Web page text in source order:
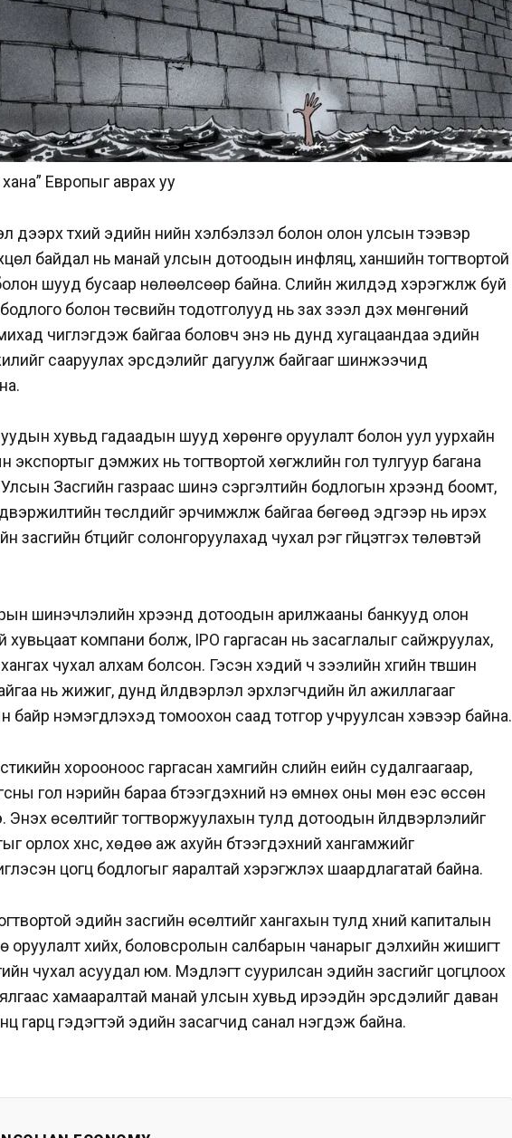
хана” Европыг аврах уу
дээрх түүхий эдийн үнийн хэлбэлзэл болон олон улсын тээвэр
байдал нь манай улсын дотоодын инфляц, ханшийн тогтвортой
шууд бусаар нөлөөлсөөр байна. Сүүлийн жилүүдэд хэрэгжүүлж буй
болон төсвийн тодотголууд нь зах зээл дэх мөнгөний
чиглэгдэж байгаа боловч энэ нь дунд хугацаандаа эдийн
сааруулах эрсдэлийг дагуулж байгааг шинжээчид
хувьд гадаадын шууд хөрөнгө оруулалт болон уул уурхайн
экспортыг дэмжих нь тогтвортой хөгжлийн гол тулгуур багана
Засгийн газраас шинэ сэргэлтийн бодлогын хүрээнд боомт,
төслүүдийг эрчимжүүлж байгаа бөгөөд эдгээр нь ирэх
бүтцийг солонгоруулахад чухал үүрэг гүйцэтгэх төлөвтэй
шинэчлэлийн хүрээнд дотоодын арилжааны банкууд олон
хувьцаат компани болж, IPO гаргасан нь засаглалыг сайжруулах,
чухал алхам болсон. Гэсэн хэдий ч зээлийн хүүгийн түвшин
нь жижиг, дунд үйлдвэрлэл эрхлэгчдийн үйл ажиллагааг
байр нэмэгдүүлэхэд томоохон саад тотгор учруулсан хэвээр байна.
хорооноос гаргасан хамгийн сүүлийн үеийн судалгаагаар,
гол нэрийн бараа бүтээгдэхүүний үнэ өмнөх оны мөн үеэс өссөн
Энэхүү өсөлтийг тогтворжуулахын тулд дотоодын үйлдвэрлэлийг
орлох хүнс, хөдөө аж ахуйн бүтээгдэхүүний хангамжийг
цогц бодлогыг яаралтай хэрэгжүүлэх шаардлагатай байна.
эдийн засгийн өсөлтийг хангахын тулд хүний капиталын
оруулалт хийх, боловсролын салбарын чанарыг дэлхийн жишигт
чухал асуудал юм. Мэдлэгт суурилсан эдийн засгийг цогцлоох
хамааралтай манай улсын хувьд ирээдүйн эрсдэлийг даван
гарц гэдэгтэй эдийн засагчид санал нэгдэж байна.